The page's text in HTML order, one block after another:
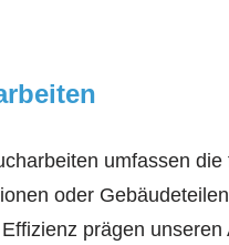
umfassen
oder
prägen